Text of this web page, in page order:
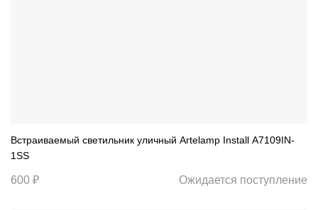
Встраиваемый светильник уличный Artelamp Install A7109IN-
1SS
600 ₽ Ожидается поступление